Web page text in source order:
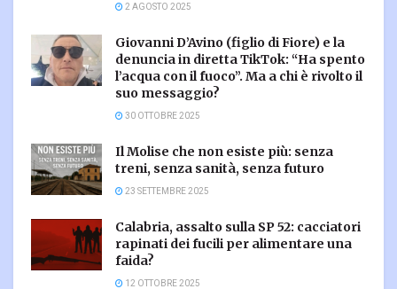
2 AGOSTO 2025
Giovanni D’Avino (figlio di Fiore) e la
denuncia in diretta TikTok: “Ha spento
l’acqua con il fuoco”. Ma a chi è rivolto il
suo messaggio?
30 OTTOBRE 2025
Il Molise che non esiste più: senza
treni, senza sanità, senza futuro
23 SETTEMBRE 2025
Calabria, assalto sulla SP 52: cacciatori
rapinati dei fucili per alimentare una
faida?
12 OTTOBRE 2025